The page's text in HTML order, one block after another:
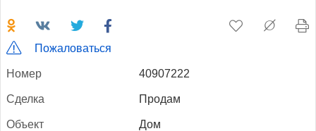
Пожаловаться
Но­мер 40907222
Сдел­ка Продам
Объ­ект Дом